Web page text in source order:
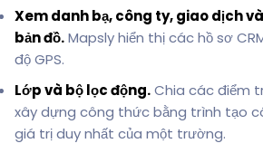
Xem danh bạ, công ty, giao dịch
bản đồ.Mapsly hiển thị các hồ sơ
độ GPS.
Lớp và bộ lọc động.Chia các điểm
xây dựng công thức bằng trình tạo
giá trị duy nhất của một trường.